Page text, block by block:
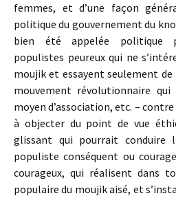
femmes, et d’une façon
politique du gouvernement du
bien été appelée politique
populistes peureux qui ne
moujik et essayent seulement
mouvement révolutionnaire
moyen d’association, etc. –
à objecter du point de vue
glissant qui pourrait conduire
populiste conséquent ou
courageux, qui réalisent dans
populaire du moujik aisé, et